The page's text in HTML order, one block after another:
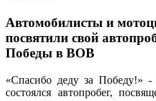
Автомобилисты и
посвятили свой
Победы в ВОВ
«Спасибо деду за Победу!»
состоялся автопробег,